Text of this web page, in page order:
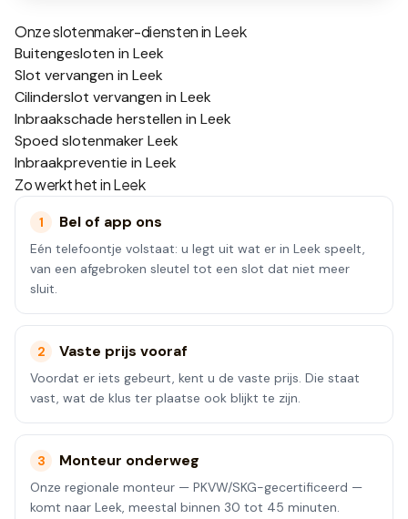
Onze slotenmaker-diensten in Leek
Buitengesloten in Leek
Slot vervangen in Leek
Cilinderslot vervangen in Leek
Inbraakschade herstellen in Leek
Spoed slotenmaker Leek
Inbraakpreventie in Leek
Zo werkt het inLeek
1 Bel of app ons
Eén telefoontje volstaat: u legt uit wat er in Leek speelt,
van een afgebroken sleutel tot een slot dat niet meer
sluit.
2 Vaste prijs vooraf
Voordat er iets gebeurt, kent u de vaste prijs. Die staat
vast, wat de klus ter plaatse ook blijkt te zijn.
3 Monteur onderweg
Onze regionale monteur — PKVW/SKG-gecertificeerd —
komt naar Leek, meestal binnen 30 tot 45 minuten.